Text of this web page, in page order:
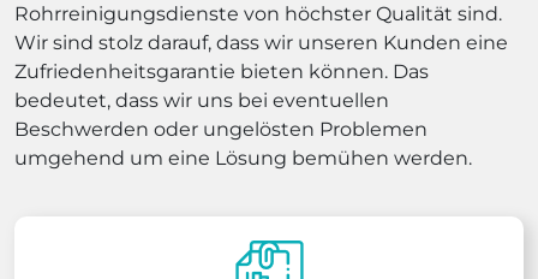
Rohrreinigungsdienste von höchster Qualität sind.
Wir sind stolz darauf, dass wir unseren Kunden eine
Zufriedenheitsgarantie bieten können. Das
bedeutet, dass wir uns bei eventuellen
Beschwerden oder ungelösten Problemen
umgehend um eine Lösung bemühen werden.